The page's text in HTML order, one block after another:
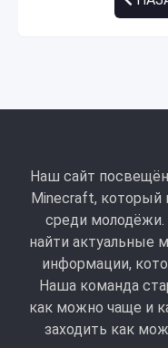
Наш сайт посвещён
Minecraft, который
среди
найти актуальные
информации,
Наша команда
как можно чаще и
заходить как